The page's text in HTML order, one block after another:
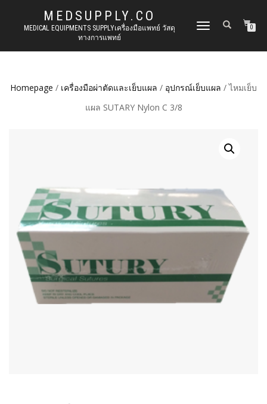
MEDSUPPLY.CO
MEDICAL EQUIPMENTS SUPPLYเครื่องมือแพทย์ วัสดุ
ทางการแพทย์
TOGGLE
0
Homepage / เครื่องมือผ่าตัดและเย็บแผล / อุปกรณ์เย็บแผล / ไหมเย็บ
แผล SUTARY Nylon C 3/8